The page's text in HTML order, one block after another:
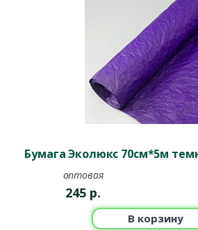
Бумага Эколюкс 70см*5м
оптовая
245 р.
В корзину